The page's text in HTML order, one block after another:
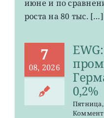
июне и по
роста на 80 тыс. […]
7
08, 2026
0,2%
Пятница,